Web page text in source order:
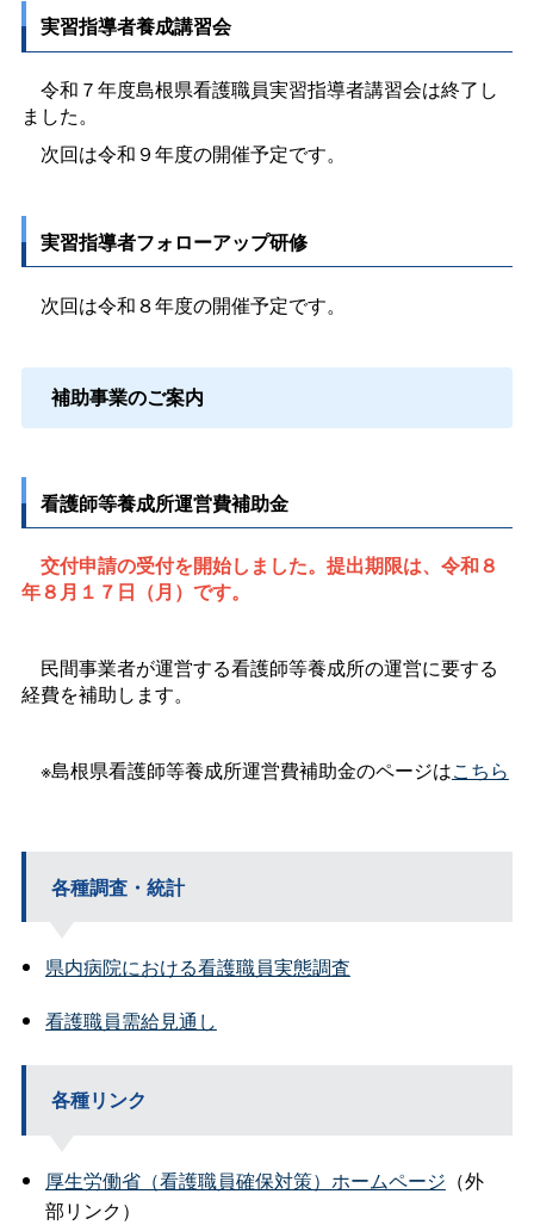
実習指導者養成講習会
令和７年度島根県看護職員実習指導者講習会は終了し
ました。
次回は令和９年度の開催予定です。
実習指導者フォローアップ研修
次回は令和８年度の開催予定です。
補助事業のご案内
看護師等養成所運営費補助金
交付申請の受付を開始しました。提出期限は、令和８
年８月１７日（月）です。
民間事業者が運営する看護師等養成所の運営に要する
経費を補助します。
※島根県看護師等養成所運営費補助金のページはこちら
各種調査・統計
県内病院における看護職員実態調査
看護職員需給見通し
各種リンク
厚生労働省（看護職員確保対策）ホームページ （外
部リンク）